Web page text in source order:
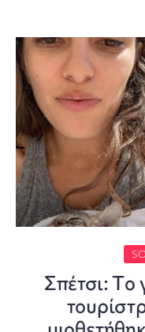
Σπέτσι: Tο